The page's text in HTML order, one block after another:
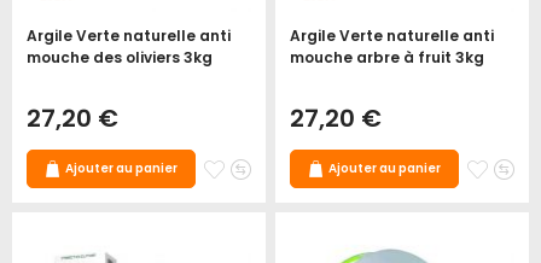
Argile Verte naturelle anti
mouche des oliviers 3kg
27,20 €
Ajouter au panier
AjouterAjouter
Argile Verte naturelle anti
mouche arbre à fruit 3kg
27,20 €
Ajouter au panier